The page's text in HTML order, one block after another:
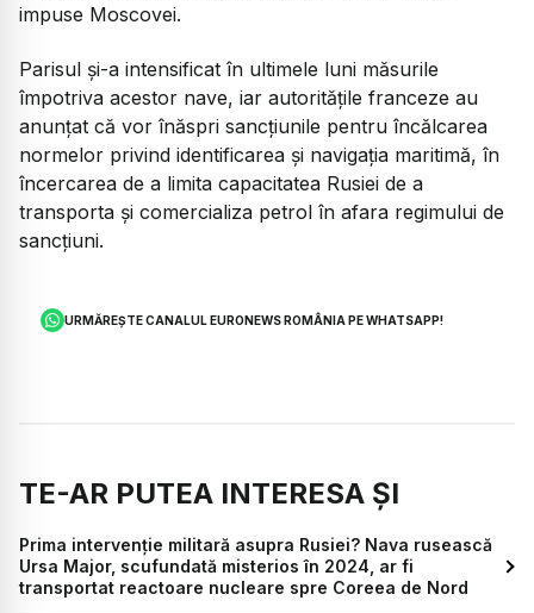
impuse Moscovei.
Parisul și-a intensificat în ultimele luni măsurile
împotriva acestor nave, iar autoritățile franceze au
anunțat că vor înăspri sancțiunile pentru încălcarea
normelor privind identificarea și navigația maritimă, în
încercarea de a limita capacitatea Rusiei de a
transporta și comercializa petrol în afara regimului de
sancțiuni.
URMĂREȘTE CANALUL EURONEWS ROMÂNIA PE WHATSAPP!
TE-AR PUTEA INTERESA ȘI
Prima intervenție militară asupra Rusiei? Nava rusească
Ursa Major, scufundată misterios în 2024, ar fi
transportat reactoare nucleare spre Coreea de Nord